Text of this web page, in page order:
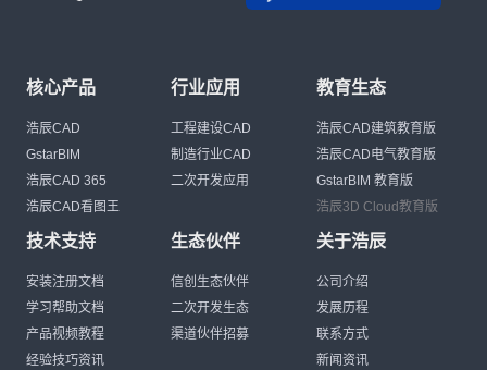
核心产品
浩辰CAD
GstarBIM
浩辰CAD 365
浩辰CAD看图王
行业应用
工程建设CAD
制造行业CAD
二次开发应用
教育生态
浩辰CAD建筑教育版
浩辰CAD电气教育版
GstarBIM 教育版
浩辰3D Cloud教育版
技术支持
安装注册文档
学习帮助文档
产品视频教程
经验技巧资讯
生态伙伴
信创生态伙伴
二次开发生态
渠道伙伴招募
关于浩辰
公司介绍
发展历程
联系方式
新闻资讯